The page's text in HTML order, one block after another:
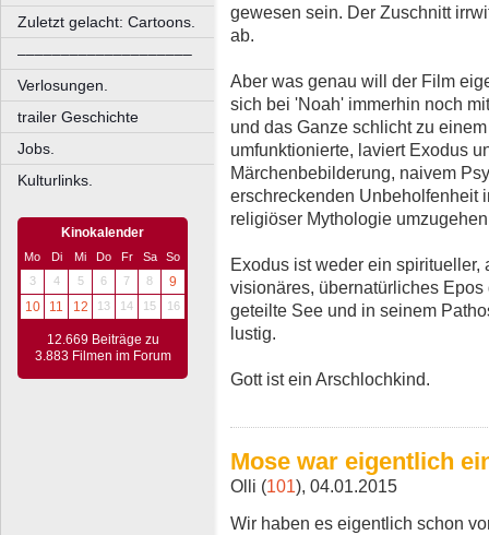
Zuletzt gelacht: Cartoons.
––––––––––––––––––––
Verlosungen.
trailer Geschichte
Jobs.
Kulturlinks.
Kinokalender
Mo Di Mi Do Fr Sa
So
3
4 5 6 7 8
9
10
11 12 13 14 15 16
12.669 Beiträge zu
3.883 Filmen im Forum
gewesen sein. Der Zuschnitt
ab.
Aber was genau will der Film
sich bei 'Noah' immerhin noch
und das Ganze schlicht zu
umfunktionierte, laviert Exodus
Märchenbebilderung, naivem
erschreckenden Unbeholfenheit
religiöser Mythologie
Exodus ist weder ein
visionäres, übernatürliches
geteilte See und in seinem
lustig.
Gott ist ein Arschlochkind.
Mose war eigentlich
Olli (101), 04.01.2015
Wir haben es eigentlich schon